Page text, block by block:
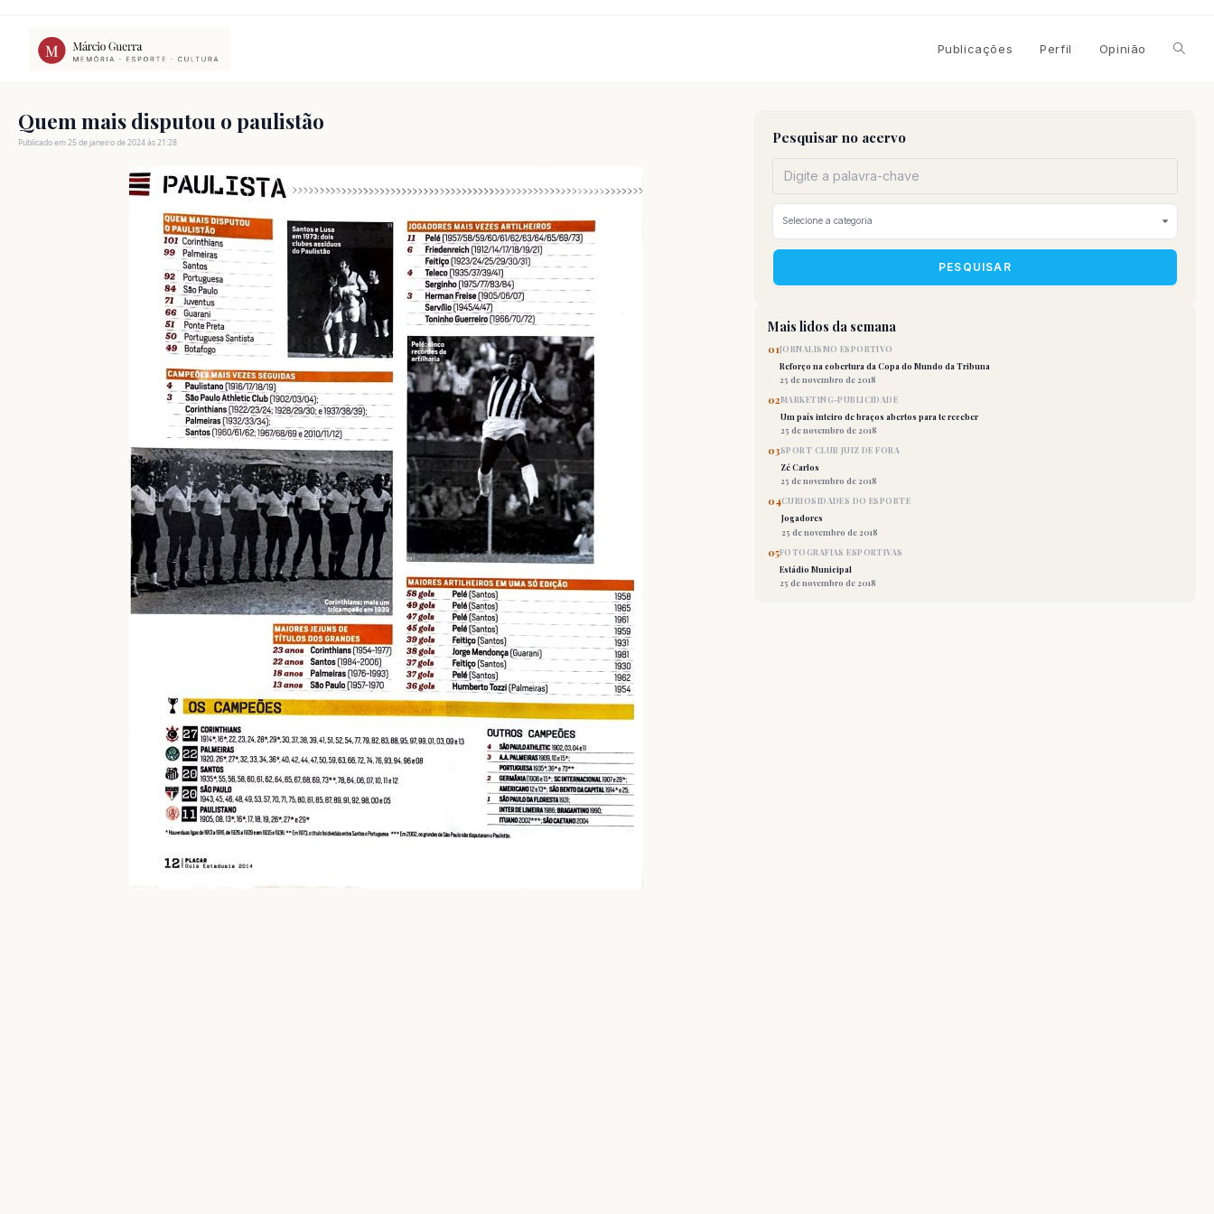
conteúdo
Publicações Perfil Opinião
site
Quem mais disputou o paulistão
Publicado em 25 de janeiro de 2024 às 21:28 Pesquisar no acervo
PESQUISAR
Mais lidos da semana
01JORNALISMO ESPORTIVO
Reforço na cobertura da Copa do Mundo da Tribuna
25 de novembro de 2018
02MARKETING-PUBLICIDADE
Um país inteiro de braços abertos para te receber
25 de novembro de 2018
03SPORT CLUB JUIZ DE FORA
Zé Carlos
25 de novembro de 2018
04CURIOSIDADES DO ESPORTE
Jogadores
25 de novembro de 2018
05FOTOGRAFIAS ESPORTIVAS
Estádio Municipal
25 de novembro de 2018